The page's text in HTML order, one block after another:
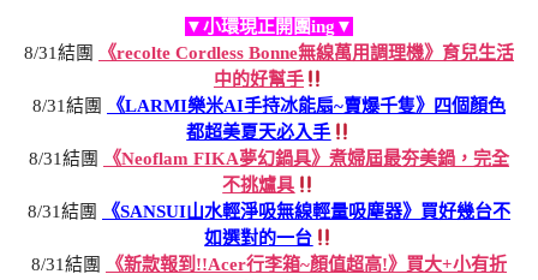
▼小環現正開團ing▼
8/31結團
《recolte Cordless Bonne無線萬用調理機》育兒生活
中的好幫手
8/31結團
《LARMI樂米AI手持冰能扇~賣爆千隻》四個顏色
都超美夏天必入手
8/31結團
《Neoflam FIKA夢幻鍋具》煮婦屆最夯美鍋，完全
不挑爐具
8/31結團
《SANSUI山水輕淨吸無線輕量吸塵器》買好幾台不
如選對的一台
8/31結團
《新款報到!!Acer行李箱~顏值超高!》買大+小有折